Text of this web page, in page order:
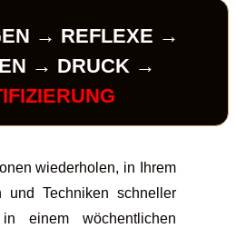
→ REFLEXE →
→ DRUCK →
wiederholen, in Ihrem
und Techniken schneller
einem wöchentlichen